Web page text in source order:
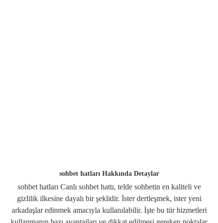
sohbet hatları Hakkında Detaylar
sohbet hatları Canlı sohbet hattı, telde sohbetin en kaliteli ve
gizlilik ilkesine dayalı bir şeklidir. İster dertleşmek, ister yeni
arkadaşlar edinmek amacıyla kullanılabilir. İşte bu tür hizmetleri